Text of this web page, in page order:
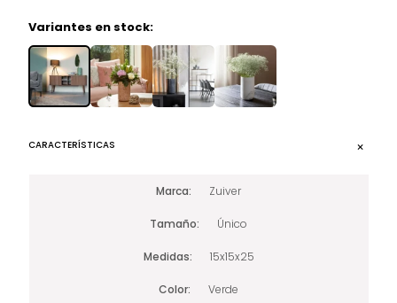
Variantes en stock:
CARACTERÍSTICAS
Marca Zuiver
Tamaño Único
Medidas 15x15x25
Color Verde